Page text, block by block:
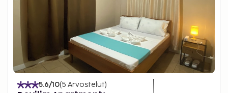
5.6/10(5 Arvostelut)